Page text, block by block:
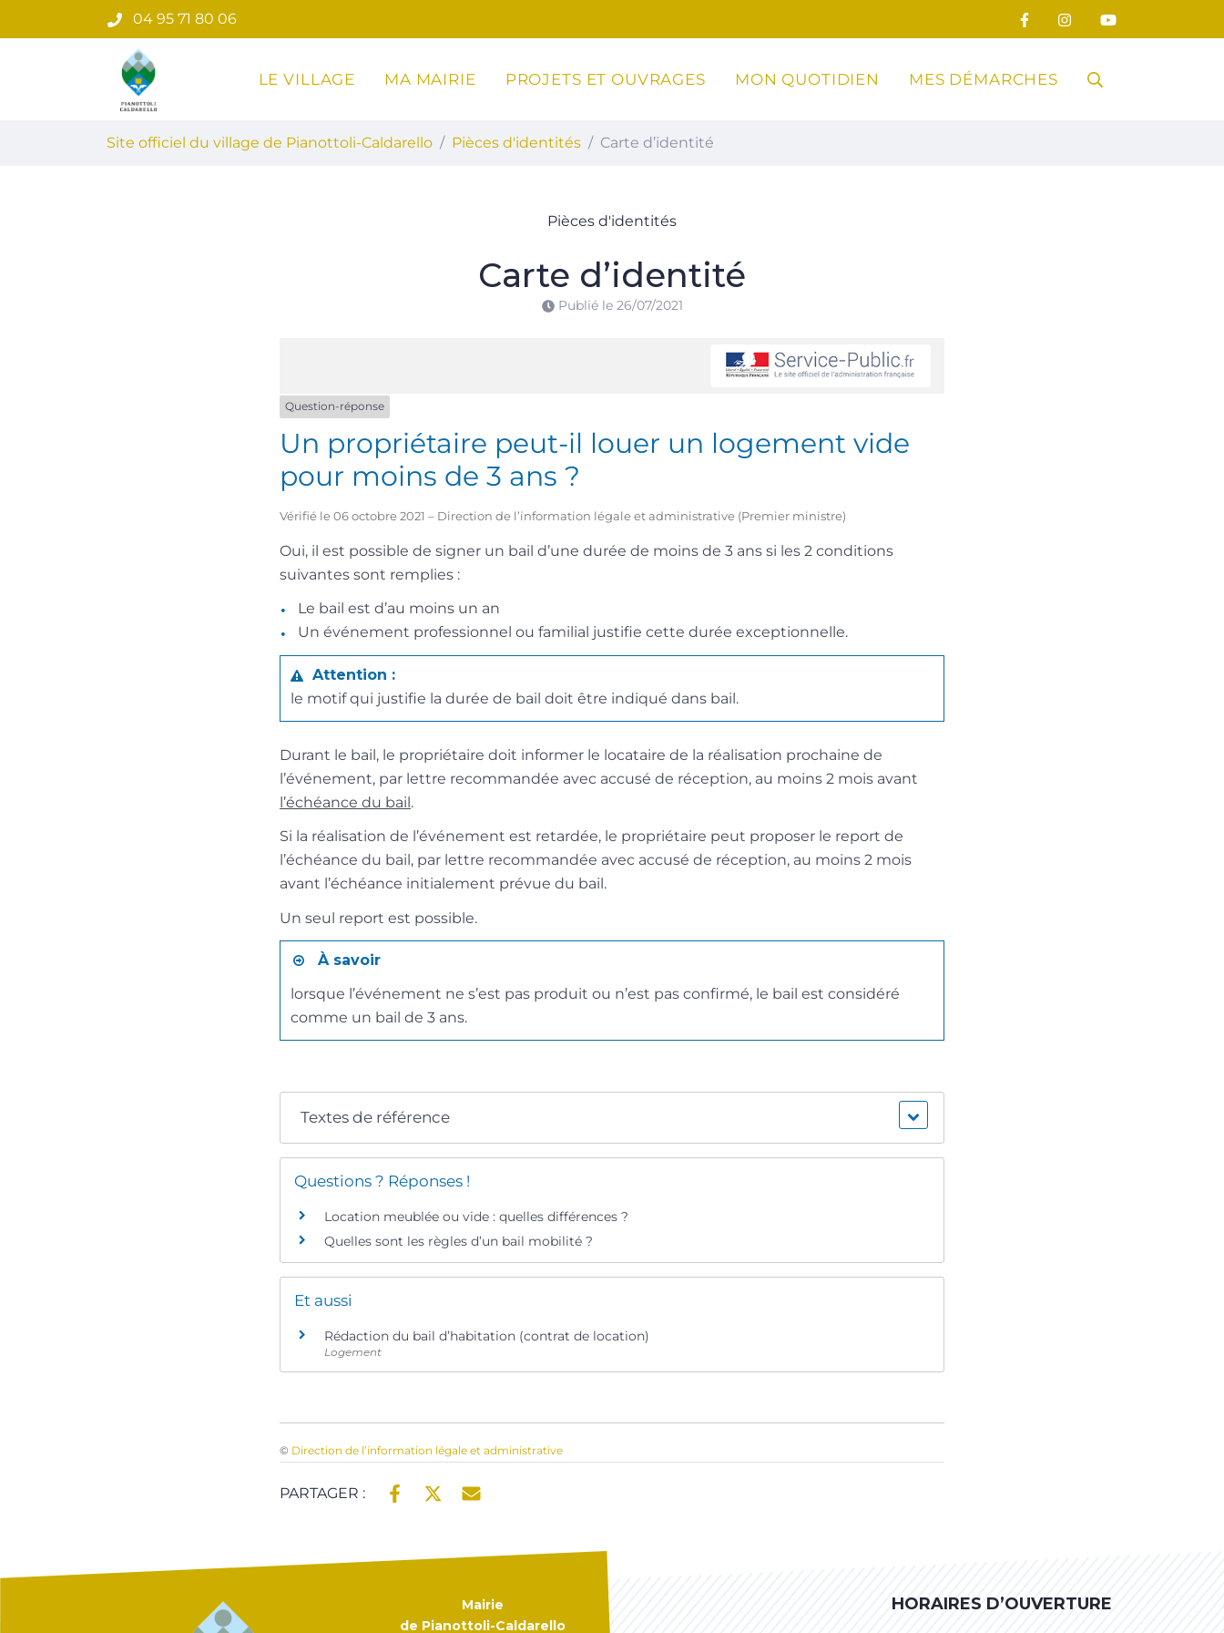
au
04 95 71 80 06
Site officiel du village de Pianottoli-Caldarello
LE VILLAGE MA MAIRIE PROJETS ET OUVRAGES MON QUOTIDIEN MES DÉMARCHES RECHERCHE
Site officiel du village de Pianottoli-Caldarello Pièces d'identités Carte d’identité
Pièces d'identités
Carte d’identité
Publié le 26/07/2021
Question-réponse
Un propriétaire peut-il louer un logement vide
pour moins de 3 ans ?
Vérifié le 06 octobre 2021 – Direction de l’information légale et administrative (Premier ministre)
Oui, il est possible de signer un bail d’une durée de moins de 3 ans si les 2 conditions
suivantes sont remplies :
Le bail est d’au moins un an
Un événement professionnel ou familial justifie cette durée exceptionnelle.
Attention :
le motif qui justifie la durée de bail doit être indiqué dans bail.
Durant le bail, le propriétaire doit informer le locataire de la réalisation prochaine de
l’événement, par lettre recommandée avec accusé de réception, au moins 2 mois avant
l’échéance du bail .
Si la réalisation de l’événement est retardée, le propriétaire peut proposer le report de
l’échéance du bail, par lettre recommandée avec accusé de réception, au moins 2 mois
avant l’échéance initialement prévue du bail.
Un seul report est possible.
À savoir
lorsque l’événement ne s’est pas produit ou n’est pas confirmé, le bail est considéré
comme un bail de 3 ans.
Textes de référence
Questions ? Réponses !
Location meublée ou vide : quelles différences ?
Quelles sont les règles d’un bail mobilité ?
Et aussi
Rédaction du bail d’habitation (contrat de location)
Logement
© Direction de l’information légale et administrative
PARTAGER :
Mairie
de Pianottoli-Caldarello
HORAIRES D’OUVERTURE